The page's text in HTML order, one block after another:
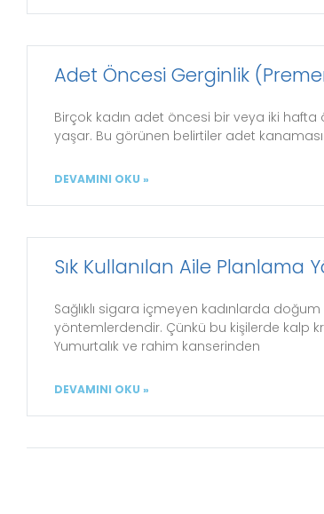
Adet Öncesi Gerginlik
Birçok kadın adet öncesi bir veya iki
yaşar. Bu görünen belirtiler adet
DEVAMINI OKU »
Sık Kullanılan Aile Planlama
Sağlıklı sigara içmeyen kadınlarda
yöntemlerdendir. Çünkü bu kişilerde kalp
Yumurtalık ve rahim kanserinden
DEVAMINI OKU »